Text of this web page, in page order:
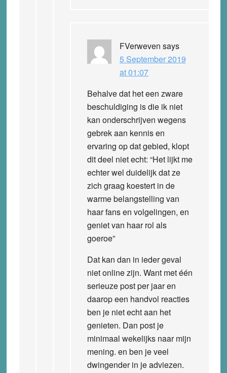
FVerweven says
5 September 2019
at 01:07
Behalve dat het een zware
beschuldiging is die ik niet
kan onderschrijven wegens
gebrek aan kennis en
ervaring op dat gebied, klopt
dit deel niet echt: “Het lijkt me
echter wel duidelijk dat ze
zich graag koestert in de
warme belangstelling van
haar fans en volgelingen, en
geniet van haar rol als
goeroe”
Dat kan dan in ieder geval
niet online zijn. Want met één
serieuze post per jaar en
daarop een handvol reacties
ben je niet echt aan het
genieten. Dan post je
minimaal wekelijks naar mijn
mening. en ben je veel
dwingender in je adviezen.